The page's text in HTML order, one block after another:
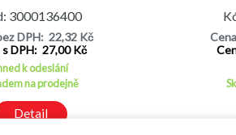
3000136400
DPH: 22,32 Kč
s DPH: 27,00 Kč
k odeslání
na prodejně
Detail